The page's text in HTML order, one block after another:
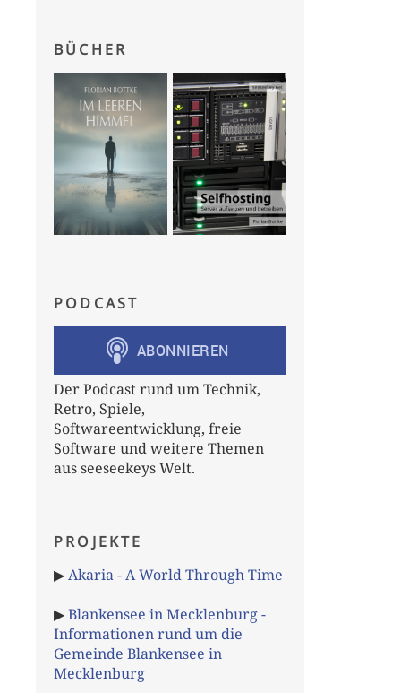
BÜCHER
PODCAST
Der Podcast rund um Technik,
Retro, Spiele,
Softwareentwicklung, freie
Software und weitere Themen
aus seeseekeys Welt.
PROJEKTE
▶Akaria - A World Through Time
▶Blankensee in Mecklenburg -
Informationen rund um die
Gemeinde Blankensee in
Mecklenburg